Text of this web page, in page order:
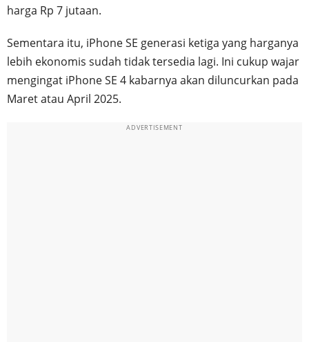
harga Rp 7 jutaan.
Sementara itu, iPhone SE generasi ketiga yang harganya
lebih ekonomis sudah tidak tersedia lagi. Ini cukup wajar
mengingat iPhone SE 4 kabarnya akan diluncurkan pada
Maret atau April 2025.
ADVERTISEMENT